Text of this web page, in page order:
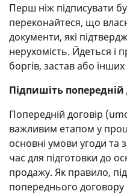
Перш ніж підписувати
переконайтеся, що
документи, які
нерухомість. Йдеться і
боргів, застав або
Підпишіть попередній
Попередній договір
важливим етапом у
основні умови угоди та
час для підготовки до
продажу. Як правило,
попереднього договору